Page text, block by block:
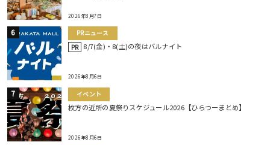
2026年8月7日
PRニュース
PR 8/7(金)・8(土)の夜はバルナイト
2026年8月6日
イベント
枚方の近所の夏祭りスケジュール2026【ひらつーまとめ】
2026年8月6日